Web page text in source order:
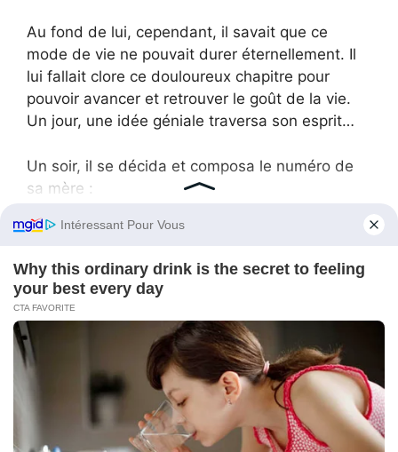
Au fond de lui, cependant, il savait que ce
mode de vie ne pouvait durer éternellement. Il
lui fallait clore ce douloureux chapitre pour
pouvoir avancer et retrouver le goût de la vie.
Un jour, une idée géniale traversa son esprit…
Un soir, il se décida et composa le numéro de
sa mère :
— Venez tous demain chez moi. Il faut qu’on
Tous les membres de la famille se réunirent
dans son nouvel appartement : ses parents,
désormais plus âgés avec le temps écoulé,
Gena avec sa femme, silencieux et sur ses
gardes. Les jumeaux ne furent pas invités —
sans doute pressentant la gravité de la
situation.